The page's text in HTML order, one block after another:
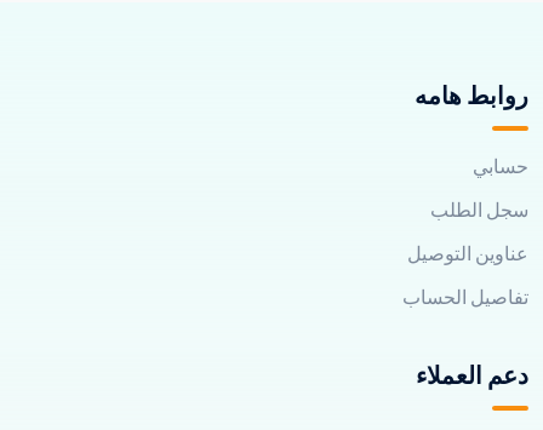
روابط هامه
حسابي
سجل الطلب
عناوين التوصيل
تفاصيل الحساب
دعم العملاء